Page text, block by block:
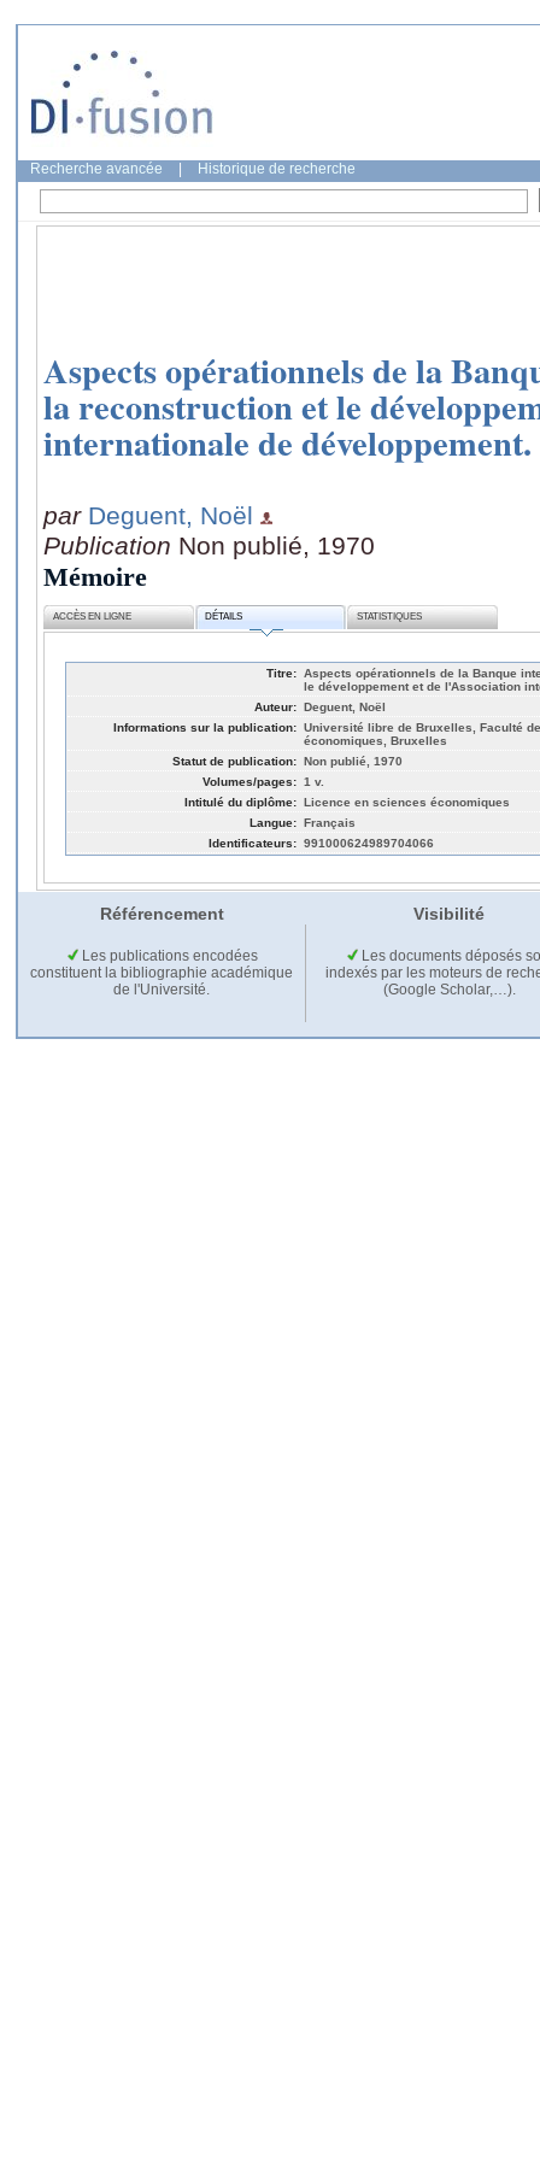
Recherche avancée Historique de recherche
Aspects opérationnels de la
la reconstruction et le
internationale de développement.
par Deguent, Noël
Publication Non publié, 1970
Mémoire
ACCÈS EN LIGNE DÉTAILS STATISTIQUES
Titre: Aspects opérationnels de la Banque
le développement et de l'Association
Auteur: Deguent, Noël
Informations sur la publication: Université libre de Bruxelles, Faculté
économiques, Bruxelles
Statut de publication: Non publié, 1970
Volumes/pages: 1 v.
Intitulé du diplôme: Licence en sciences économiques
Langue: Français
Identificateurs: 991000624989704066
Référencement Visibilité
Les publications encodées
constituent la bibliographie académique
de l'Université.
Les documents déposés
indexés par les moteurs de
(Google Scholar,…).